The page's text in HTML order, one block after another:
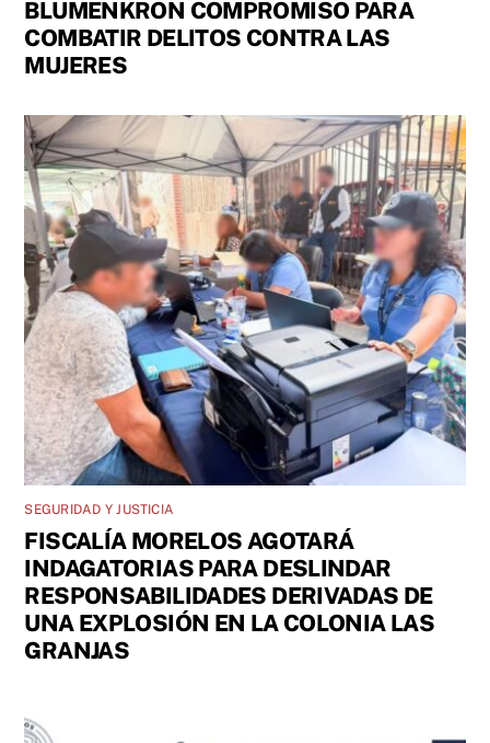
BLUMENKRON COMPROMISO PARA
COMBATIR DELITOS CONTRA LAS
MUJERES
SEGURIDAD Y JUSTICIA
FISCALÍA MORELOS AGOTARÁ
INDAGATORIAS PARA DESLINDAR
RESPONSABILIDADES DERIVADAS DE
UNA EXPLOSIÓN EN LA COLONIA LAS
GRANJAS